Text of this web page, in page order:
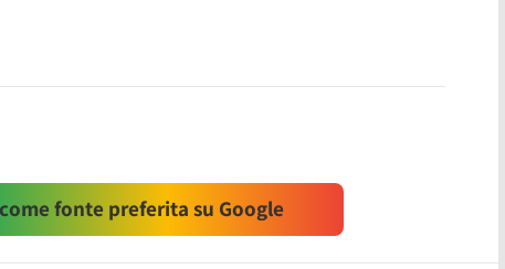
fonte preferita su Google